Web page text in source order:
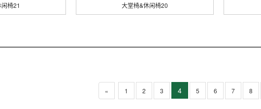
椅21 大堂椅&休闲椅20
« 1 2 3 4 5 6 7 8